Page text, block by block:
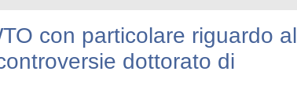
con particolare riguardo al
dottorato di